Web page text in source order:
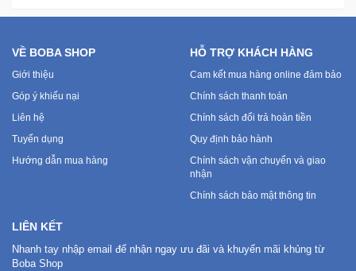
VỀ BOBA SHOP
Giới thiệu
Góp ý khiếu nại
Liên hệ
Tuyển dụng
Hướng dẫn mua hàng
HỖ TRỢ KHÁCH HÀNG
Cam kết mua hàng online đảm bảo
Chính sách thanh toán
Chính sách đổi trả hoàn tiền
Quy định bảo hành
Chính sách vận chuyển và giao
nhận
Chính sách bảo mật thông tin
LIÊN KẾT
Nhanh tay nhập email để nhận ngay ưu đãi và khuyến mãi khủng từ
Boba Shop